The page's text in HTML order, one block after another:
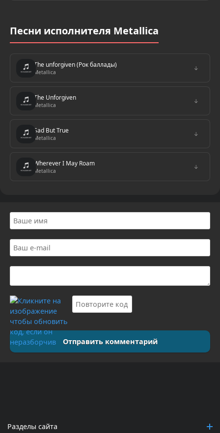
Песни исполнителя Metallica
The unforgiven (Рок баллады)
Metallica
↓
The Unforgiven
Metallica
↓
Sad But True
Metallica
↓
Wherever I May Roam
Metallica
↓
Отправить комментарий
Разделы сайта